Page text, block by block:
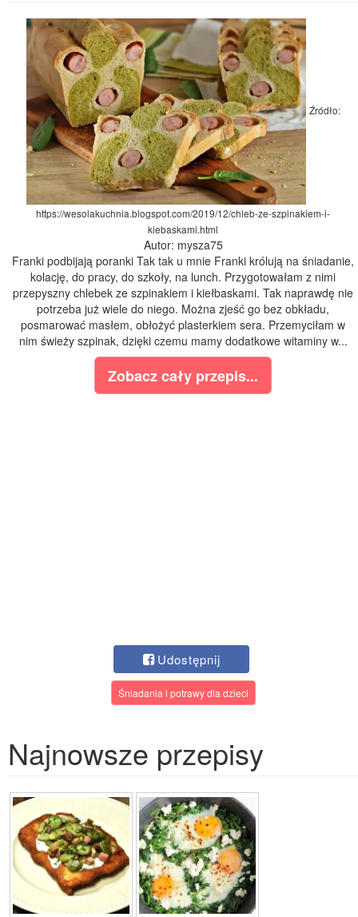
Źródło:
https://wesolakuchnia.blogspot.com/2019/12/chleb-ze-szpinakiem-i-
kiebaskami.html
Autor: mysza75
Franki podbijają poranki Tak tak u mnie Franki królują na śniadanie,
kolację, do pracy, do szkoły, na lunch. Przygotowałam z nimi
przepyszny chlebek ze szpinakiem i kiełbaskami. Tak naprawdę nie
potrzeba już wiele do niego. Można zjeść go bez obkładu,
posmarować masłem, obłożyć plasterkiem sera. Przemyciłam w
nim świeży szpinak, dzięki czemu mamy dodatkowe witaminy w...
Zobacz cały przepis...
Udostępnij
Śniadania i potrawy dla dzieci
Najnowsze przepisy